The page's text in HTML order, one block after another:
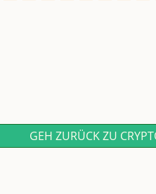
GEH ZURÜCK ZU